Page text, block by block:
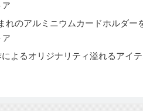
ア
れのアルミニウムカードホルダー
ア
よるオリジナリティ溢れるアイ